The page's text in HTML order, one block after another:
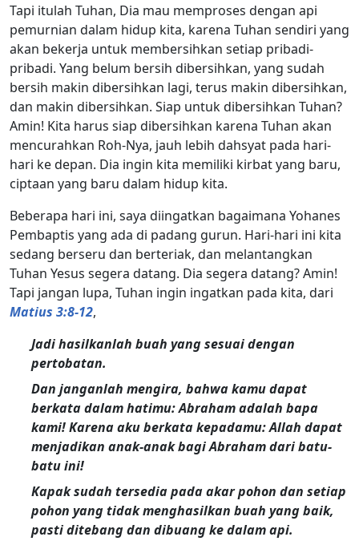
Tapi itulah Tuhan, Dia mau memproses dengan api
pemurnian dalam hidup kita, karena Tuhan sendiri yang
akan bekerja untuk membersihkan setiap pribadi-
pribadi. Yang belum bersih dibersihkan, yang sudah
bersih makin dibersihkan lagi, terus makin dibersihkan,
dan makin dibersihkan. Siap untuk dibersihkan Tuhan?
Amin! Kita harus siap dibersihkan karena Tuhan akan
mencurahkan Roh-Nya, jauh lebih dahsyat pada hari-
hari ke depan. Dia ingin kita memiliki kirbat yang baru,
ciptaan yang baru dalam hidup kita.
Beberapa hari ini, saya diingatkan bagaimana Yohanes
Pembaptis yang ada di padang gurun. Hari-hari ini kita
sedang berseru dan berteriak, dan melantangkan
Tuhan Yesus segera datang. Dia segera datang? Amin!
Tapi jangan lupa, Tuhan ingin ingatkan pada kita, dari
Matius 3:8-12,
Jadi hasilkanlah buah yang sesuai dengan
pertobatan.
Dan janganlah mengira, bahwa kamu dapat
berkata dalam hatimu: Abraham adalah bapa
kami! Karena aku berkata kepadamu: Allah dapat
menjadikan anak-anak bagi Abraham dari batu-
batu ini!
Kapak sudah tersedia pada akar pohon dan setiap
pohon yang tidak menghasilkan buah yang baik,
pasti ditebang dan dibuang ke dalam api.